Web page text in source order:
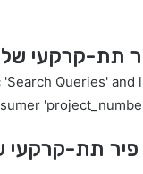
תת-קרקעי של
Queries'
תת-קרקעי